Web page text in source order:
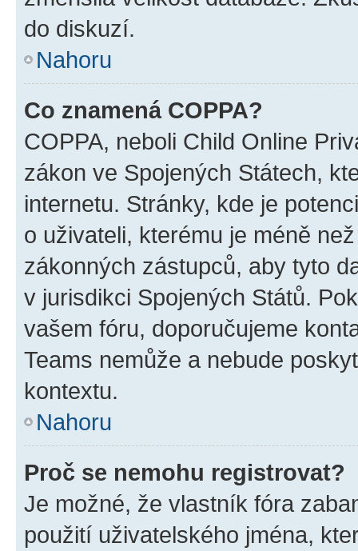
do diskuzí.
Nahoru
Co znamená COPPA?
COPPA, neboli Child Online
zákon ve Spojených Státech,
internetu. Stránky, kde je
o uživateli, kterému je méně
zákonných zástupců, aby tyto
v jurisdikci Spojených Států.
vašem fóru, doporučujeme
Teams nemůže a nebude
kontextu.
Nahoru
Proč se nemohu registrovat?
Je možné, že vlastník fóra
použití uživatelského jména,